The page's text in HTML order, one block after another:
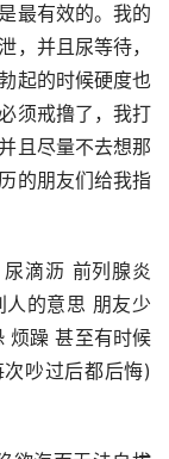
最有效的。我的
，并且尿等待，
起的时候硬度也
须戒撸了，我打
且尽量不去想那
的朋友们给我指
滴沥 前列腺炎
的意思 朋友少
烦躁 甚至有时候
吵过后都后悔)